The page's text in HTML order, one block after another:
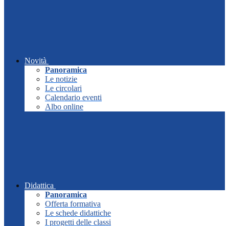
Novità
Panoramica
Le notizie
Le circolari
Calendario eventi
Albo online
Didattica
Panoramica
Offerta formativa
Le schede didattiche
I progetti delle classi